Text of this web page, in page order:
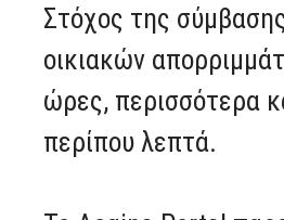
Στόχος της
οικιακών
ώρες, περισσότερα
περίπου λεπτά.